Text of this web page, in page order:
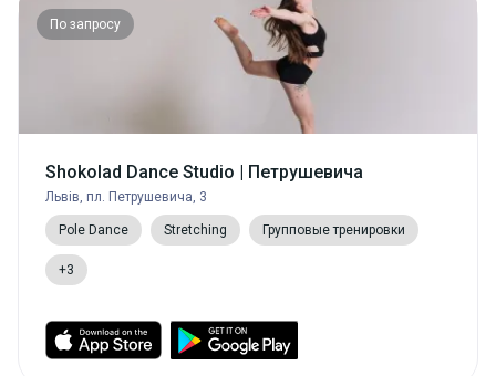
По запросу
Shokolad Dance Studio | Петрушевича
Львів, пл. Петрушевича, 3
Pole Dance Stretching Групповые тренировки
+3